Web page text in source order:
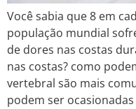
Você sabia que 8 em
população mundial
de dores nas costas
nas costas? como
vertebral são mais
podem ser